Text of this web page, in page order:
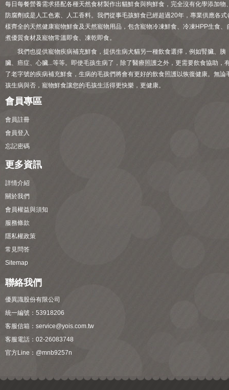
每日每餐營養需求搭配各種天然食材製作出貓鮮食與狗鮮食，完全沒有化學添加物
防腐劑或是人工色素、人工香料。我們從事毛孩鮮食已經超過20年，專業供應各式
樣齊全的天然健康寵物鮮食及天然寵物用品，包含寵物冷凍鮮食、冷凍HPP生食、
煮優質食材及寵物常溫即食、凍乾即食。
我們也提供寵物疾病補充鮮食，提供生病犬貓另一種飲食選擇，例如腎臟、胰
臟、癌症、心臟...等等。即使毛孩生病了，除了醫療照護之外，更需要飲食協助，
了老字號的疾病補充鮮食，生病的毛孩們將會有更好的飲食照護以恢復健康。無論
孩生病與否，寵物鮮食讓您的毛孩生活得更快樂，更健康。
會員專區
會員註冊
會員登入
忘記密碼
更多資訊
詳情介紹
關於我們
會員權益與須知
服務條款
隱私權政策
常見問答
Sitemap
聯絡我們
優異識股份有限公司
統一編號：53918206
客服信箱： service@yois.com.tw
客服電話：02-26083748
官方Line： @mnb9257n